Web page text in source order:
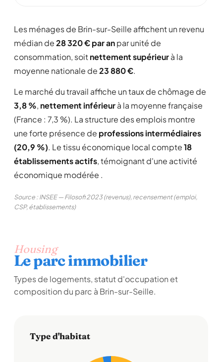
Les ménages de Brin-sur-Seille affichent un revenu
médian de28 320 € par anpar unité de
consommation, soitnettement supérieurà la
moyenne nationale de23 880 €.
Le marché du travail affiche un taux de chômage de
3,8 %, nettement inférieurà la moyenne française
(France : 7,3 %). La structure des emplois montre
une forte présence de professions intermédiaires
(20,9 %). Le tissu économique local compte18
établissements actifs, témoignant d'une activité
économique modérée .
Source : INSEE — Filosofi 2023 (revenus), recensement (emploi,
CSP, établissements)
Housing
Le parc immobilier
Types de logements, statut d'occupation et
composition du parc à Brin-sur-Seille.
Type d'habitat